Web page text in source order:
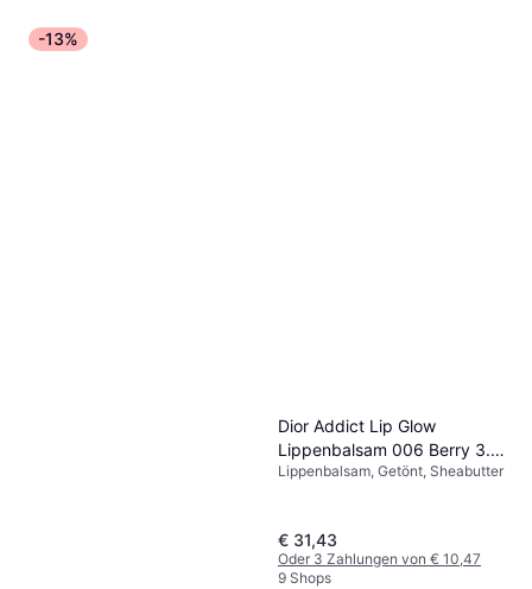
-13%
Dior Addict Lip Glow
Lippenbalsam 006 Berry 3.2
g
Lippenbalsam, Getönt, Sheabutter
€ 31,43
Oder 3 Zahlungen von € 10,47
9 Shops